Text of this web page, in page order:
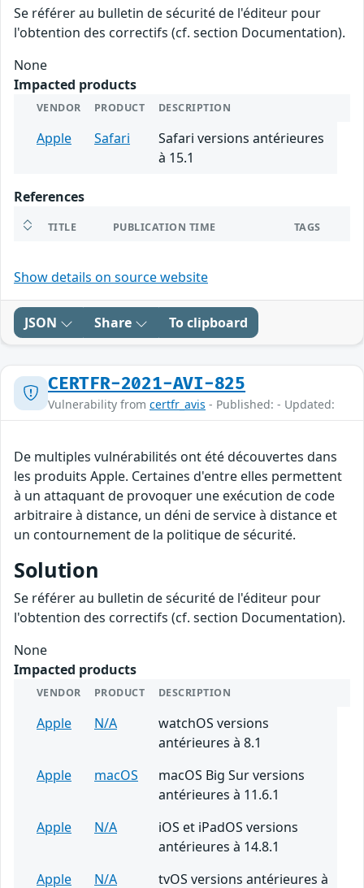
Se référer au bulletin de sécurité de l'éditeur pour
l'obtention des correctifs (cf. section Documentation).
None
Impacted products
VENDOR PRODUCT DESCRIPTION
Apple Safari
Safari versions antérieures
à 15.1
References
TITLE PUBLICATION TIME TAGS
Show details on source website
JSON Share To clipboard
CERTFR-2021-AVI-825
Vulnerability from certfr_avis - Published: - Updated:
De multiples vulnérabilités ont été découvertes dans
les produits Apple. Certaines d'entre elles permettent
à un attaquant de provoquer une exécution de code
arbitraire à distance, un déni de service à distance et
un contournement de la politique de sécurité.
Solution
Se référer au bulletin de sécurité de l'éditeur pour
l'obtention des correctifs (cf. section Documentation).
None
Impacted products
VENDOR PRODUCT DESCRIPTION
Apple N/A
watchOS versions
antérieures à 8.1
Apple
macOS
macOS Big Sur versions
antérieures à 11.6.1
Apple
N/A
iOS et iPadOS versions
antérieures à 14.8.1
Apple
N/A tvOS versions antérieures à